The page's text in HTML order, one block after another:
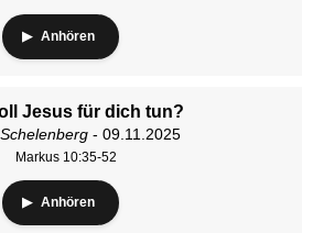
Anhören
Jesus für dich tun?
- 09.11.2025
Markus 10:35-52
Anhören